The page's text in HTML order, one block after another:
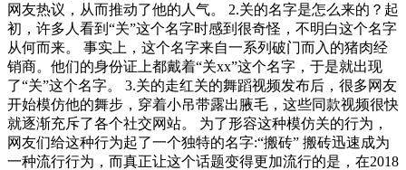
网友热议，从而推动了他的人气。 2.关的名字是怎么来的？起
初，许多人看到“关”这个名字时感到很奇怪，不明白这个名字
从何而来。 事实上，这个名字来自一系列破门而入的猪肉经
销商。他们的身份证上都戴着“关xx”这个名字，于是就出现
了“关”这个名字。 3.关的走红关的舞蹈视频发布后，很多网友
开始模仿他的舞步，穿着小吊带露出腋毛，这些同款视频很快
就逐渐充斥了各个社交网站。 为了形容这种模仿关的行为，
网友们给这种行为起了一个独特的名字:“搬砖” 搬砖迅速成为
一种流行行为，而真正让这个话题变得更加流行的是，在2018